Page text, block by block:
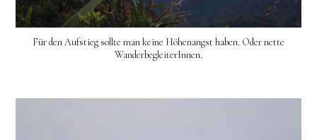
Für den Aufstieg sollte man keine Höhenangst haben. Oder nette
WanderbegleiterInnen.